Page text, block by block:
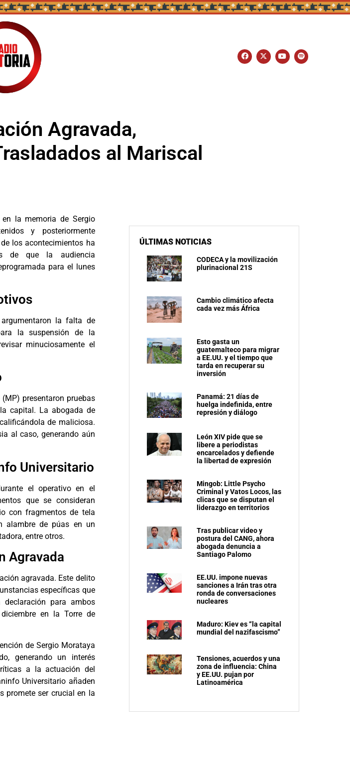
Agravada,
al Mariscal
la memoria de Sergio
y posteriormente
los acontecimientos ha
de que la audiencia
para el lunes
la falta de
la suspensión de la
minuciosamente el
presentaron pruebas
capital. La abogada de
de maliciosa.
al caso, generando aún
Universitario
el operativo en el
que se consideran
con fragmentos de tela
alambre de púas en un
entre otros.
Agravada
agravada. Este delito
específicas que
para ambos
en la Torre de
de Sergio Morataya
generando un interés
a la actuación del
Universitario añaden
promete ser crucial en la
ÚLTIMAS NOTICIAS
CODECA y la movilización
plurinacional 21S
Cambio climático afecta
cada vez más África
Esto gasta un
guatemalteco para migrar
a EE.UU. y el tiempo que
tarda en recuperar su
inversión
Panamá: 21 días de
huelga indefinida, entre
represión y diálogo
León XIV pide que se
libere a periodistas
encarcelados y defiende
la libertad de expresión
Mingob: Little Psycho
Criminal y Vatos Locos, las
clicas que se disputan el
liderazgo en territorios
Tras publicar video y
postura del CANG, ahora
abogada denuncia a
Santiago Palomo
EE.UU. impone nuevas
sanciones a Irán tras otra
ronda de conversaciones
nucleares
Maduro: Kiev es “la capital
mundial del nazifascismo”
Tensiones, acuerdos y una
zona de influencia: China
y EE.UU. pujan por
Latinoamérica